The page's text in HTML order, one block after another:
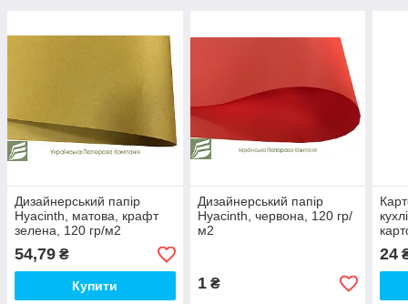
Дизайнерський папір
Hyacinth, матова, крафт
зелена, 120 гр/м2
54,79 ₴
Купити
Дизайнерський папір
Hyacinth, червона, 120 гр/
м2
1₴
24